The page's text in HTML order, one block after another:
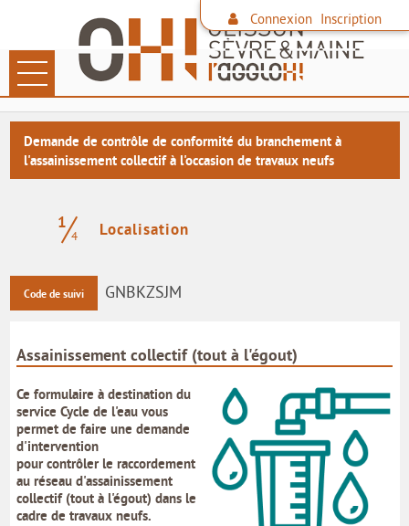
Connexion Inscription
Ouvrir le menu
LES DÉMARCHES
PAIEMENT EN LIGNE
FAMILLE
CONTACTER L'AGGLO
MON COMPTE
MON PROFIL
MES DEMANDES
Demande de contrôle de conformité du branchement à
l'assainissement collectif à l'occasion de travaux neufs
Code de suivi GNBKZSJM
1
4 Localisation(étape courante)
Assainissement collectif (tout à l'égout)
Ce formulaire à destination du
service Cycle de l'eau vous
permet de faire une demande
d'intervention
pourcontrôler le raccordement
au réseau d'assainissement
collectif (tout à l'égout) dans le
cadre de travaux neufs.